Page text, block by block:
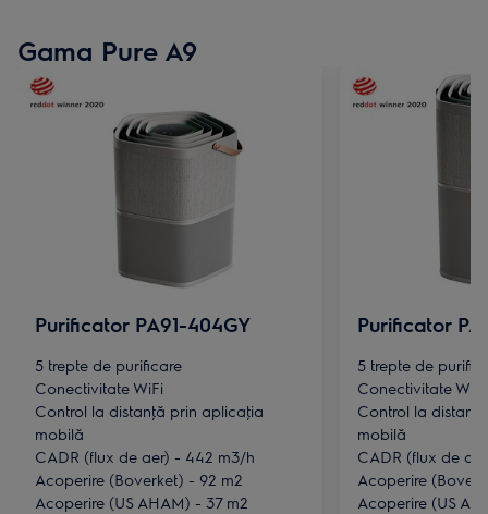
Gama Pure A9
Purificator PA91-404GY
5 trepte de purificare
Conectivitate WiFi
Control la distanţă prin aplicaţia
mobilă
CADR (flux de aer) - 442 m3/h
Acoperire (Boverket) - 92 m2
Acoperire (US AHAM) - 37 m2
Purificator
5 trepte de
Conectivitate WiFi
Control la
mobilă
CADR (flux de
Acoperire
Acoperire (US